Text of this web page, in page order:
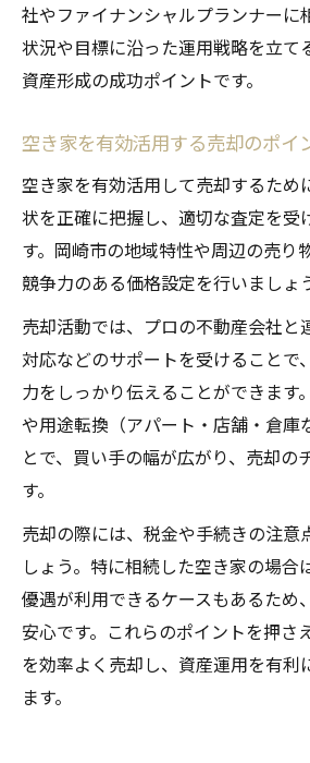
社やファイナンシャルプランナーに
状況や目標に沿った運用戦略を立て
資産形成の成功ポイントです。
空き家を有効活用する売却のポイ
空き家を有効活用して売却するため
状を正確に把握し、適切な査定を受
す。岡崎市の地域特性や周辺の売り
競争力のある価格設定を行いましょ
売却活動では、プロの不動産会社と
対応などのサポートを受けることで
力をしっかり伝えることができます
や用途転換（アパート・店舗・倉庫
とで、買い手の幅が広がり、売却の
す。
売却の際には、税金や手続きの注意
しょう。特に相続した空き家の場合
優遇が利用できるケースもあるため
安心です。これらのポイントを押さ
を効率よく売却し、資産運用を有利
ます。